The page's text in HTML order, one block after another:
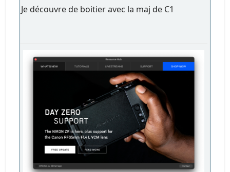
Je découvre de boitier avec la maj de C1